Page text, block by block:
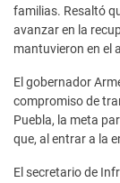
familias. Resaltó
avanzar en la
mantuvieron en el
El gobernador
compromiso de
Puebla, la meta
que, al entrar a la
El secretario de